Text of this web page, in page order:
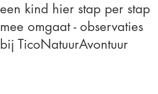
een kind hier stap per stap
mee omgaat - observaties
bij TicoNatuurAvontuur